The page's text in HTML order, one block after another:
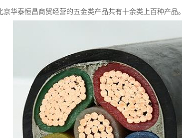
华泰恒昌商贸经营的五金类产品共有十余类上百种产品。